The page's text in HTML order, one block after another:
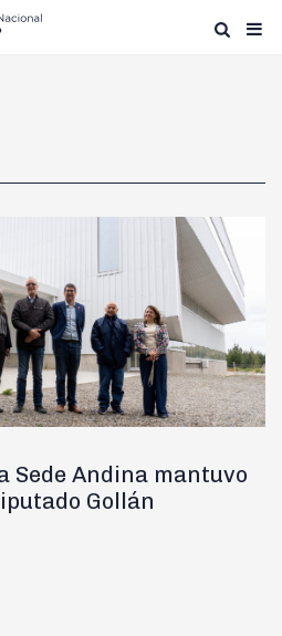
Sede Andina mantuvo
Gollán